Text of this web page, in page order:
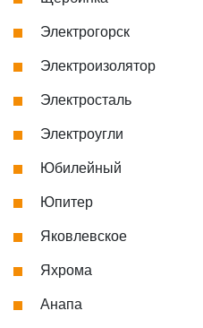
Электрогорск
Электроизолятор
Электросталь
Электроугли
Юбилейный
Юпитер
Яковлевское
Яхрома
Анапа